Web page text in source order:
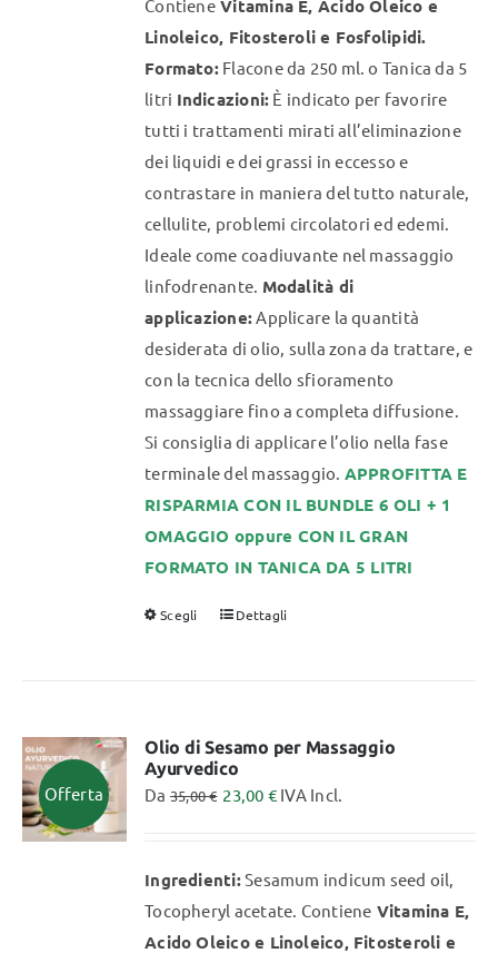
ContieneVitamina E, Acido Oleico e
Linoleico, Fitosteroli e Fosfolipidi.
Formato:Flacone da 250 ml. o Tanica da 5
litri Indicazioni: È indicato per favorire
tutti i trattamenti mirati all’eliminazione
dei liquidi e dei grassi in eccesso e
contrastare in maniera del tutto naturale,
cellulite, problemi circolatori ed edemi.
Ideale come coadiuvante nel massaggio
linfodrenante. Modalità di
applicazione:Applicare la quantità
desiderata di olio, sulla zona da trattare, e
con la tecnica dello sfioramento
massaggiare fino a completa diffusione.
Si consiglia di applicare l’olio nella fase
terminale del massaggio. APPROFITTA E
RISPARMIA CON IL BUNDLE 6 OLI + 1
OMAGGIO oppure CON IL GRAN
FORMATO IN TANICA DA 5 LITRI
Scegli
Questo
varianti.
Le
opzioni
essere
scelte
nella
Dettagli
Offerta
Olio di Sesamo per Massaggio
Ayurvedico
Da35,00€ 23,00 € IVA Incl.
Ingredienti:Sesamum indicum seed oil,
Tocopheryl acetate. Contiene Vitamina E,
Acido Oleico e Linoleico, Fitosteroli e